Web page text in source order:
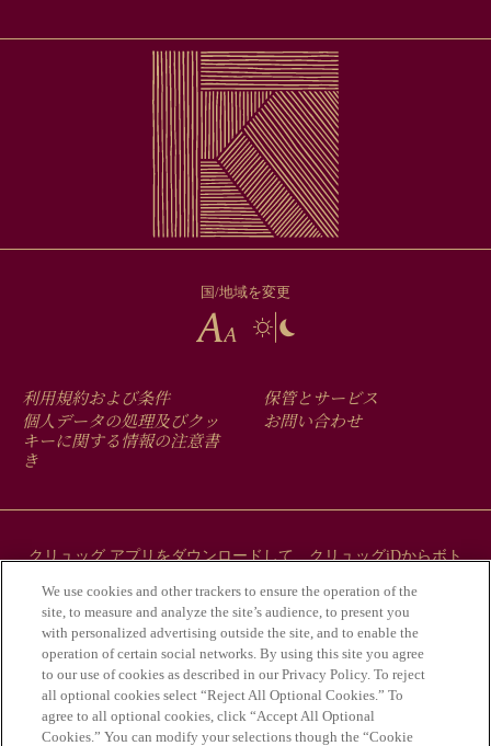
国/地域を変更
FOOTER
MENU
利用規約および条件
個人データの処理及びクッ
キーに関する情報の注意書
き
保管とサービス
お問い合わせ
クリュッグ アプリをダウンロードして、クリュッグiDからボト
We use cookies and other trackers to ensure the operation of the
site, to measure and analyze the site’s audience, to present you
with personalized advertising outside the site, and to enable the
operation of certain social networks. By using this site you agree
to our use of cookies as described in our Privacy Policy. To reject
all optional cookies select “Reject All Optional Cookies.” To
agree to all optional cookies, click “Accept All Optional
Cookies.” You can modify your selections though the “Cookie